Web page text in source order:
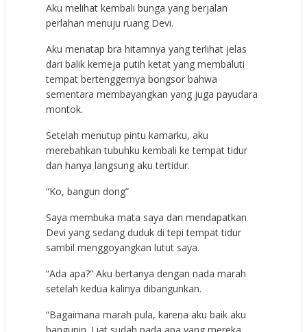
Aku melihat kembali bunga yang berjalan
perlahan menuju ruang Devi.
Aku menatap bra hitamnya yang terlihat jelas
dari balik kemeja putih ketat yang membaluti
tempat bertenggernya bongsor bahwa
sementara membayangkan yang juga payudara
montok.
Setelah menutup pintu kamarku, aku
merebahkan tubuhku kembali ke tempat tidur
dan hanya langsung aku tertidur.
“Ko, bangun dong”
Saya membuka mata saya dan mendapatkan
Devi yang sedang duduk di tepi tempat tidur
sambil menggoyangkan lutut saya.
“Ada apa?” Aku bertanya dengan nada marah
setelah kedua kalinya dibangunkan.
“Bagaimana marah pula, karena aku baik aku
bangunin. Liat sudah pada apa yang mereka